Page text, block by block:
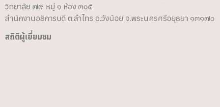
วิทยาลัย ๗๙ หมู่ ๑ ห้อง ๓๐๕
สำนักงานอธิการบดี ต.ลำไทร อ.วังน้อย จ.พระนครศรีอยุธยา ๑๓๑๗๐
สถิติผู้เยี่ยมชม